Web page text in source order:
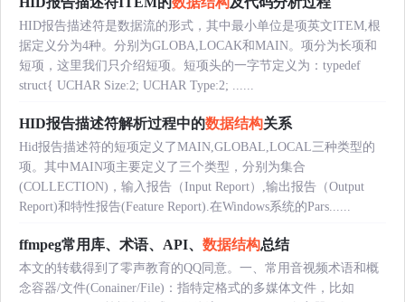
HID报告描述符是数据流的形式，其中最小单位是项英文ITEM,根
据定义分为4种。分别为GLOBA,LOCAK和MAIN。项分为长项和
短项，这里我们只介绍短项。短项头的一字节定义为：typedef
struct{ UCHAR Size:2; UCHAR Type:2; ......
HID报告描述符解析过程中的数据结构关系
Hid报告描述符的短项定义了MAIN,GLOBAL,LOCAL三种类型的
项。其中MAIN项主要定义了三个类型，分别为集合
(COLLECTION)，输入报告（Input Report）,输出报告（Output
Report)和特性报告(Feature Report).在Windows系统的Pars......
ffmpeg常用库、术语、API、 数据结构总结
本文的转载得到了零声教育的QQ同意。一、常用音视频术语和概
念容器/文件(Conainer/File)：指特定格式的多媒体文件，比如